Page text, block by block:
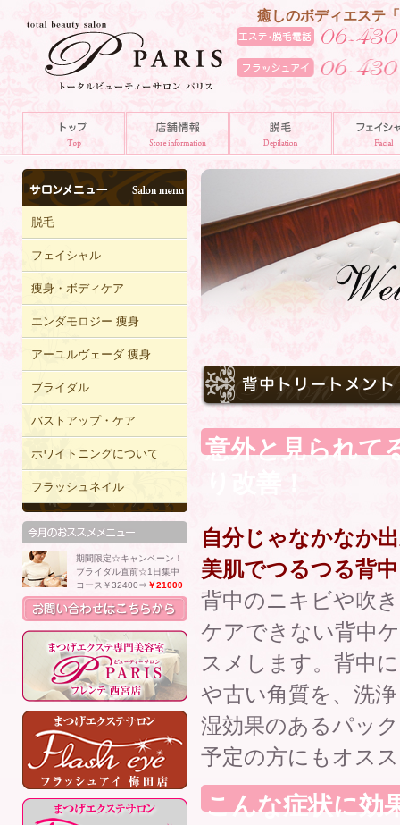
癒しのボディエステ
意外と見られて
自分じゃなかなか
美肌でつるつる背
背中のニキビや吹
ケアできない背中
スメします。背中
や古い角質を、洗
湿効果のあるパッ
予定の方にもオス
こんな症状に効
脱毛
フェイシャル
痩身・ボディケア
エンダモロジー 痩身
アーユルヴェーダ 痩身
ブライダル
バストアップ・ケア
ホワイトニングについて
フラッシュネイル
期間限定☆キャンペーン！
ブライダル直前☆1日集中
コース￥32400⇒ ￥21000